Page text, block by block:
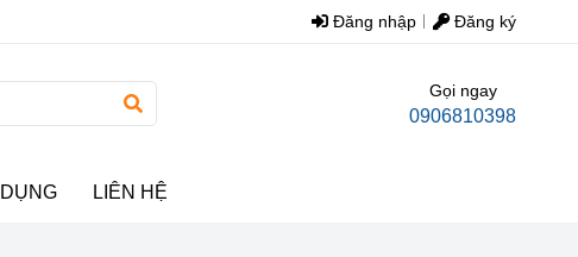
Đăng nhập Đăng ký
Gọi ngay
0906810398
LIÊN HỆ